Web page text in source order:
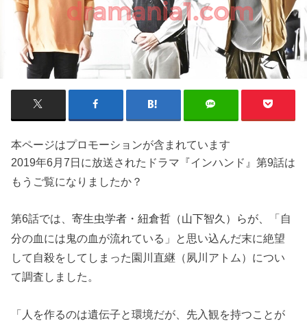
本ページはプロモーションが含まれています
2019年6月7日に放送されたドラマ『インハンド』第9話は
もうご覧になりましたか？
第6話では、寄生虫学者・紐倉哲（山下智久）らが、
「自
分の血には鬼の血が流れている」と思い込んだ末に絶望
して自殺をしてしまった園川直継（夙川アトム）につい
て調査しました。
「人を作るのは遺伝子と環境だが、先入観を持つことが